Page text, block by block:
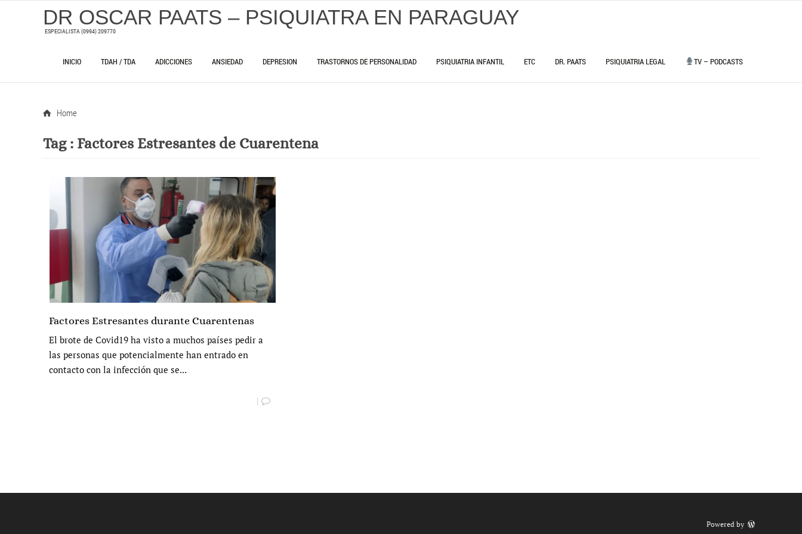
DR OSCAR PAATS – PSIQUIATRA EN PARAGUAY
ESPECIALISTA (0994) 209770
INICIO TDAH / TDA ADICCIONES ANSIEDAD DEPRESION TRASTORNOS DE PERSONALIDAD PSIQUIATRIA INFANTIL ETC DR. PAATS PSIQUIATRIA LEGAL TV – PODCASTS
Home
Tag : Factores Estresantes de Cuarentena
Factores Estresantes durante Cuarentenas
El brote de Covid19 ha visto a muchos países pedir a
las personas que potencialmente han entrado en
contacto con la infección que se...
|
Powered by